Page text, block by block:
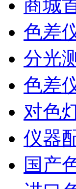
商城
色差
分光
色差
对色
仪器
国产